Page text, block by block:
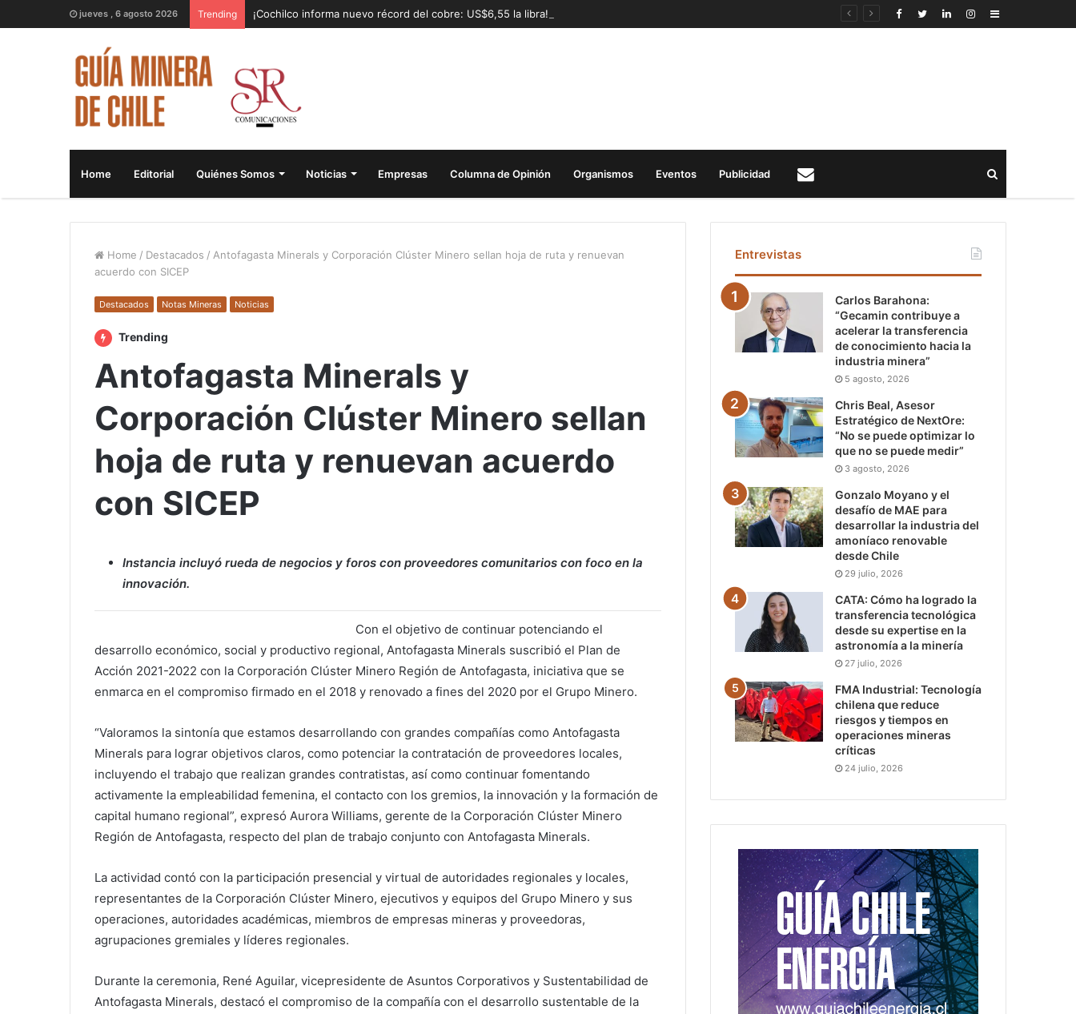
jueves , 6 agosto 2026 Trending ¡Cochilco informa nuevo récord del cobre: US$6,55 la libra! Sidebar
Home Editorial Quiénes Somos Noticias Empresas Columna de Opinión Organismos Eventos Publicidad
Home / Destacados / Antofagasta Minerals y Corporación Clúster Minero sellan hoja de ruta y renuevan
acuerdo con SICEP
Destacados Notas Mineras Noticias
Trending
Antofagasta Minerals y
Corporación Clúster Minero sellan
hoja de ruta y renuevan acuerdo
con SICEP
Instancia incluyó rueda de negocios y foros con proveedores comunitarios con foco en la
innovación.
Con el objetivo de continuar potenciando el
desarrollo económico, social y productivo regional, Antofagasta Minerals suscribió el Plan de
Acción 2021-2022 con la Corporación Clúster Minero Región de Antofagasta, iniciativa que se
enmarca en el compromiso firmado en el 2018 y renovado a fines del 2020 por el Grupo Minero.
“Valoramos la sintonía que estamos desarrollando con grandes compañías como Antofagasta
Minerals para lograr objetivos claros, como potenciar la contratación de proveedores locales,
incluyendo el trabajo que realizan grandes contratistas, así como continuar fomentando
activamente la empleabilidad femenina, el contacto con los gremios, la innovación y la formación de
capital humano regional”, expresó Aurora Williams, gerente de la Corporación Clúster Minero
Región de Antofagasta, respecto del plan de trabajo conjunto con Antofagasta Minerals.
La actividad contó con la participación presencial y virtual de autoridades regionales y locales,
representantes de la Corporación Clúster Minero, ejecutivos y equipos del Grupo Minero y sus
operaciones, autoridades académicas, miembros de empresas mineras y proveedoras,
agrupaciones gremiales y líderes regionales.
Durante la ceremonia, René Aguilar, vicepresidente de Asuntos Corporativos y Sustentabilidad de
Antofagasta Minerals, destacó el compromiso de la compañía con el desarrollo sustentable de la
Entrevistas
Carlos Barahona:
“Gecamin contribuye a
acelerar la transferencia
de conocimiento hacia la
industria minera”
5 agosto, 2026
Chris Beal, Asesor
Estratégico de NextOre:
“No se puede optimizar lo
que no se puede medir”
3 agosto, 2026
Gonzalo Moyano y el
desafío de MAE para
desarrollar la industria del
amoníaco renovable
desde Chile
29 julio, 2026
CATA: Cómo ha logrado la
transferencia tecnológica
desde su expertise en la
astronomía a la minería
27 julio, 2026
FMA Industrial: Tecnología
chilena que reduce
riesgos y tiempos en
operaciones mineras
críticas
24 julio, 2026